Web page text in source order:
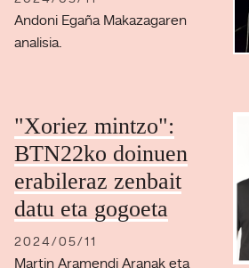
Andoni Egaña Makazagaren
analisia.
"Xoriez mintzo":
BTN22ko doinuen
erabileraz zenbait
datu eta gogoeta
2024/05/11
Martin Aramendi Aranak eta